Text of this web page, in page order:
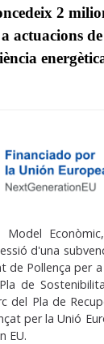
2
actuacions
Model
d'una
de Pollença per
de
del Pla de
per la Unió
EU.